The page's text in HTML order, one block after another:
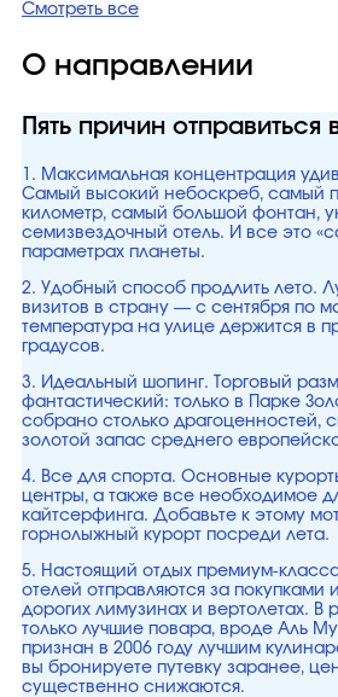
Смотреть все
О направлении
Пять причин
1. Максимальная концентрация
Самый высокий небоскреб, самый
километр, самый большой фонтан,
семизвездочный отель. И все это
параметрах планеты.
2. Удобный способ продлить лето.
визитов в страну — с сентября по
температура на улице держится в
градусов.
3. Идеальный шопинг. Торговый
фантастический: только в Парке
собрано столько драгоценностей,
золотой запас среднего
4. Все для спорта. Основные
центры, а также все необходимое
кайтсерфинга. Добавьте к этому
горнолыжный курорт посреди лета.
5. Настоящий отдых премиум-
отелей отправляются за покупками
дорогих лимузинах и вертолетах. В
только лучшие повара, вроде Аль
признан в 2006 году лучшим
вы бронируете путевку заранее,
существенно снижаются.